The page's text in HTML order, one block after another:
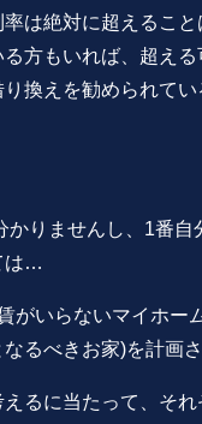
は絶対に超えるこ
方もいれば、超える
換えを勧められてい
かりませんし、1番自
は…
がいらないマイホー
るべきお家)を計画さ
るに当たって、そ